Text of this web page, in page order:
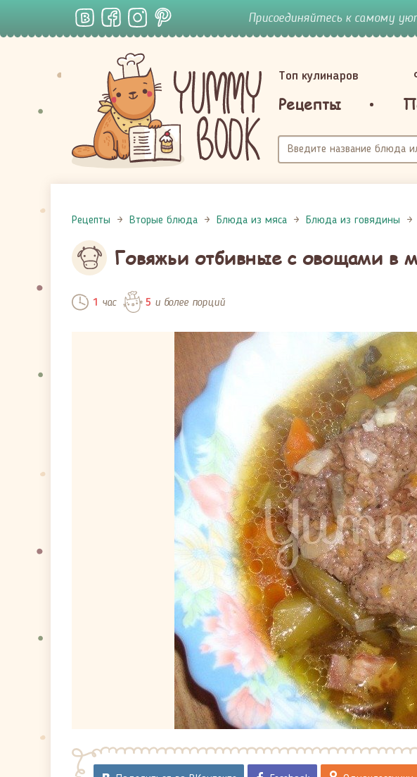
Присоединяйтесь к самому
Топ кулинаров
Рецепты
Рецепты Вторые блюда Блюда из мяса Блюда из говядины
Говяжьи отбивные с овощами в
1 час 5 и более порций